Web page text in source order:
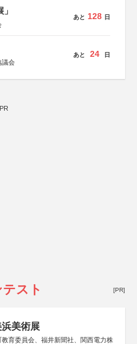
あと 128 日
議会
あと 24 日
PR
スト [PR]
美術展
育委員会、福井新聞社、関西電力株